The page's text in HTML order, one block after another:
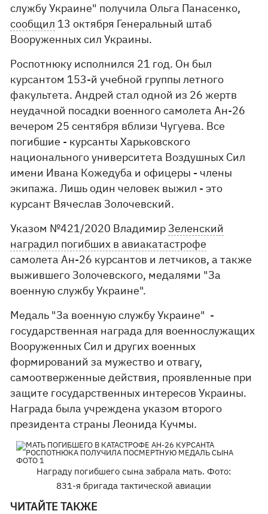
службу Украине" получила Ольга Панасенко,
сообщил 13 октября Генеральный штаб
Вооруженных сил Украины.
Роспотнюку исполнился 21 год. Он был
курсантом 153-й учебной группы летного
факультета. Андрей стал одной из 26 жертв
неудачной посадки военного самолета Ан-26
вечером 25 сентября вблизи Чугуева. Все
погибшие - курсанты Харьковского
национального университета Воздушных Сил
имени Ивана Кожедуба и офицеры - члены
экипажа. Лишь один человек выжил - это
курсант Вячеслав Золочевский.
Указом №421/2020 Владимир Зеленский
наградил погибших в авиакатастрофе
самолета Ан-26 курсантов и летчиков, а также
выжившего Золочевского, медалями "За
военную службу Украине".
Медаль "За военную службу Украине" -
государственная награда для военнослужащих
Вооруженных Сил и других военных
формирований за мужество и отвагу,
самоотверженные действия, проявленные при
защите государственных интересов Украины.
Награда была учреждена указом второго
президента страны Леонида Кучмы.
Награду погибшего сына забрала мать. Фото:
831-я бригада тактической авиации
ЧИТАЙТЕ ТАКЖЕ